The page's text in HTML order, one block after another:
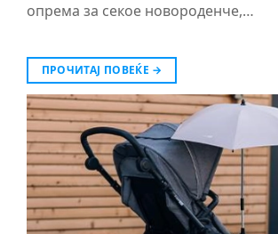
опрема за секое новороденче,…
ПРОЧИТАЈ ПОВЕЌЕ →